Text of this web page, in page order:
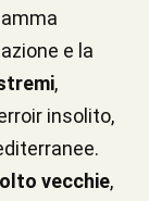
e la
,
insolito,
vecchie,